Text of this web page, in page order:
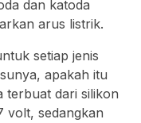
dan katoda
arus listrik.
setiap jenis
apakah itu
terbuat dari silikon
volt, sedangkan